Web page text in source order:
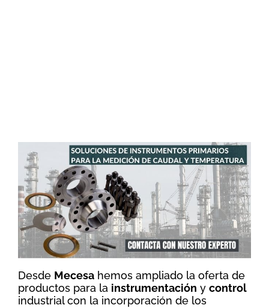
Desde Mecesahemos ampliado la oferta de
productos para la instrumentación y control
industrial con la incorporación de los